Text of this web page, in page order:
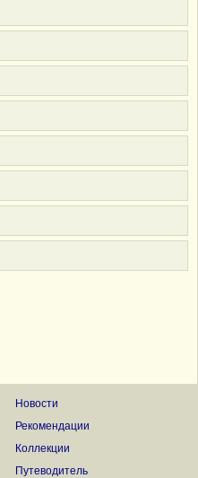
Новости
Рекомендации
Коллекции
Путеводитель